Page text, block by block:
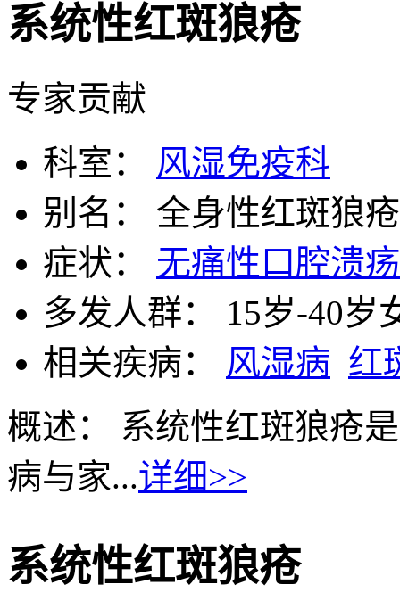
系统性红斑狼疮
专家贡献
科室：
风湿免疫科
别名：
全身性红斑狼
症状：
无痛性口腔溃疡
多发人群：
15岁-40岁
相关疾病：
风湿病 红
概述：
系统性红斑狼疮
病与家...详细>>
系统性红斑狼疮